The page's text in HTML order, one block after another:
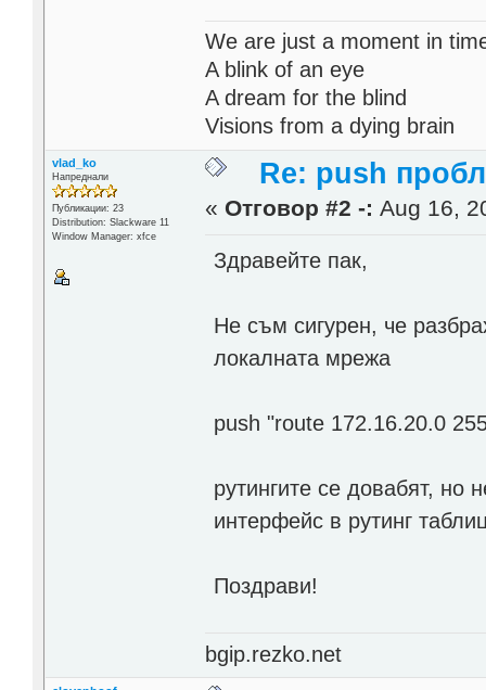
We are just a moment in
A blink of an eye
A dream for the blind
Visions from a dying brain
vlad_ko
Напреднали
Публикации: 23
Distribution: Slackware 11
Window Manager: xfce
Re: push
« Отговор #2 -: Aug 16,
Здравейте пак,
Не съм сигурен, че
локалната мрежа
push "route 172.16.20.0
рутингите се довабят, но
интерфейс в рутинг
Поздрави!
bgip.rezko.net